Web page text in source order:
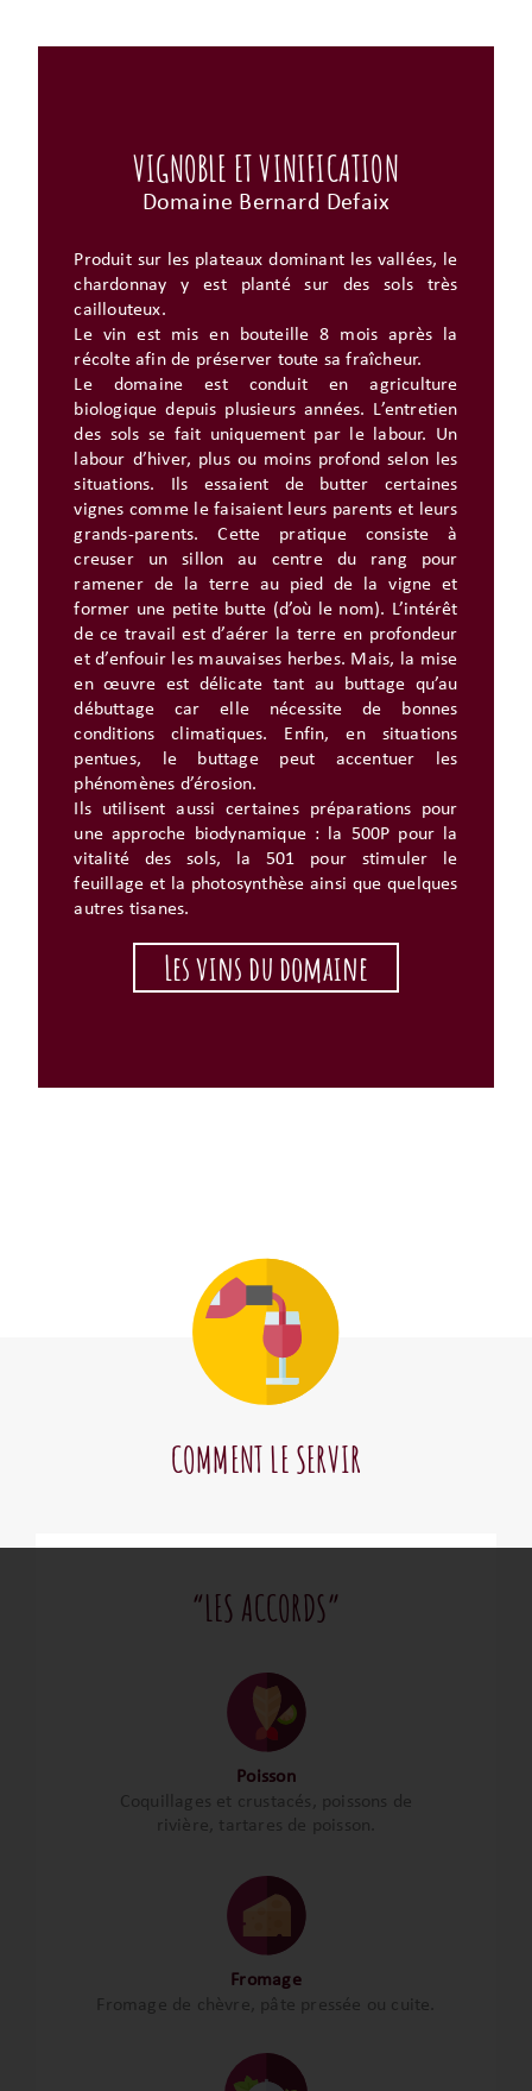
VIGNOBLE ET VINIFICATION
Domaine Bernard Defaix
Produit sur les plateaux dominant les vallées, le
chardonnay y est planté sur des sols très
caillouteux.
Le vin est mis en bouteille 8 mois après la
récolte afin de préserver toute sa fraîcheur.
Le domaine est conduit en agriculture
biologique depuis plusieurs années. L’entretien
des sols se fait uniquement par le labour. Un
labour d’hiver, plus ou moins profond selon les
situations. Ils essaient de butter certaines
vignes comme le faisaient leurs parents et leurs
grands-parents. Cette pratique consiste à
creuser un sillon au centre du rang pour
ramener de la terre au pied de la vigne et
former une petite butte (d’où le nom). L’intérêt
de ce travail est d’aérer la terre en profondeur
et d’enfouir les mauvaises herbes. Mais, la mise
en œuvre est délicate tant au buttage qu’au
débuttage car elle nécessite de bonnes
conditions climatiques. Enfin, en situations
pentues, le buttage peut accentuer les
phénomènes d’érosion.
Ils utilisent aussi certaines préparations pour
une approche biodynamique : la 500P pour la
vitalité des sols, la 501 pour stimuler le
feuillage et la photosynthèse ainsi que quelques
autres tisanes.
Les vins du domaine
COMMENT LE SERVIR
“LES ACCORDS”
Poisson
Coquillages et crustacés, poissons de
rivière, tartares de poisson.
Fromage
Fromage de chèvre, pâte pressée ou cuite.